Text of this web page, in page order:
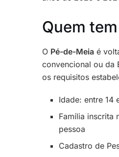
Quem
O Pé-de-Meia é
convencional ou da
os requisitos
Idade: entre 14
Família inscrita
pessoa
Cadastro de